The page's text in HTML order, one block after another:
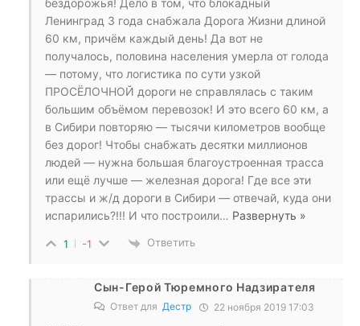
бездорожья! Дело в том, что блокадный
Ленинград 3 года снабжала Дорога Жизни длиной
60 км, причём каждый день! Да вот не
получалось, половина населения умерла от голода
— потому, что логистика по сути узкой
ПРОСЁЛОЧНОЙ дороги не справлялась с таким
большим объёмом перевозок! И это всего 60 км, а
в Сибири повторяю — тысячи километров вообще
без дорог! Чтобы снабжать десятки миллионов
людей — нужна большая благоустроенная трасса
или ещё лучше — железная дорога! Где все эти
трассы и ж/д дороги в Сибири — отвечай, куда они
испарились?!!! И что построили… Развернуть »
1 -1 Ответить
Сын-Герой Тюремного Надзирателя
Ответ для Дестр 22 ноября 2019 17:03